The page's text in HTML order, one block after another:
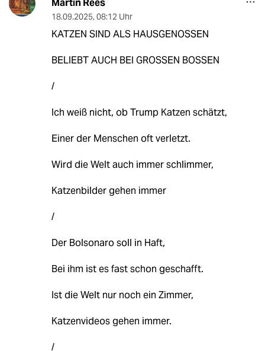
18.09.2025, 08:12 Uhr
KATZEN SIND ALS HAUSGENOSSEN
BELIEBT AUCH BEI GROSSEN BOSSEN
/
Ich weiß nicht, ob Trump Katzen schätzt,
Einer der Menschen oft verletzt.
Wird die Welt auch immer schlimmer,
Katzenbilder gehen immer
/
Der Bolsonaro soll in Haft,
Bei ihm ist es fast schon geschafft.
Ist die Welt nur noch ein Zimmer,
Katzenvideos gehen immer.
/